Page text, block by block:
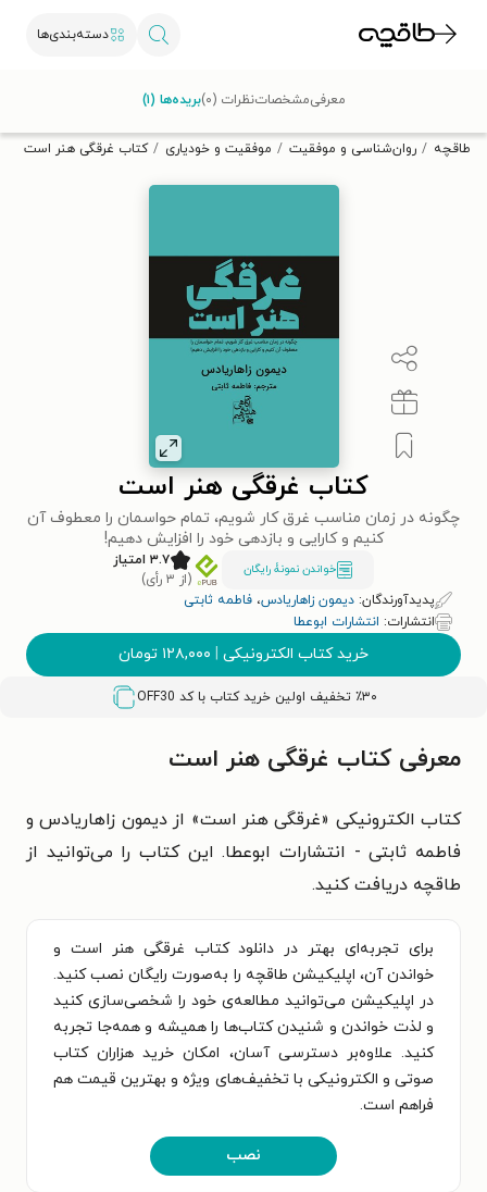
دسته‌بندی‌ها
تخفیف از طاقچه دریافت کن.
طاقچه روان‌شناسی و موفقیت موفقیت و خودیاری کتاب غرقگی هنر است
کتاب غرقگی هنر است
چگونه در زمان مناسب غرق کار شویم، تمام حواسمان را معطوف آن
کنیم و کارایی و بازدهی خود را افزایش دهیم!
خواندن نمونۀ رایگان
۳.۷ امتیاز
(از ۳ رأی)
پدیدآورندگان: دیمون زاهاریادس، فاطمه ثابتی
انتشارات: انتشارات ابوعطا
خرید کتاب الکترونیکی | ۱۲۸,۰۰۰ تومان
٪۳۰ تخفیف اولین خرید کتاب با کد OFF30
معرفیمشخصاتنظرات (۰) بریده‌ها (۱)
معرفی کتاب غرقگی هنر است
کتاب الکترونیکی «غرقگی هنر است» از دیمون زاهاریادس و
فاطمه ثابتی - انتشارات ابوعطا. این کتاب را می‌توانید از
طاقچه دریافت کنید.
برای تجربه‌ای بهتر در دانلود کتاب غرقگی هنر است و
خواندن آن، اپلیکیشن طاقچه را به‌صورت رایگان نصب کنید.
در اپلیکیشن می‌توانید مطالعه‌ی خود را شخصی‌سازی کنید
و لذت خواندن و شنیدن کتاب‌ها را همیشه و همه‌جا تجربه
کنید. علاوه‌بر دسترسی آسان، امکان خرید هزاران کتاب
صوتی و الکترونیکی با تخفیف‌های ویژه و بهترین قیمت هم
فراهم است.
نصب